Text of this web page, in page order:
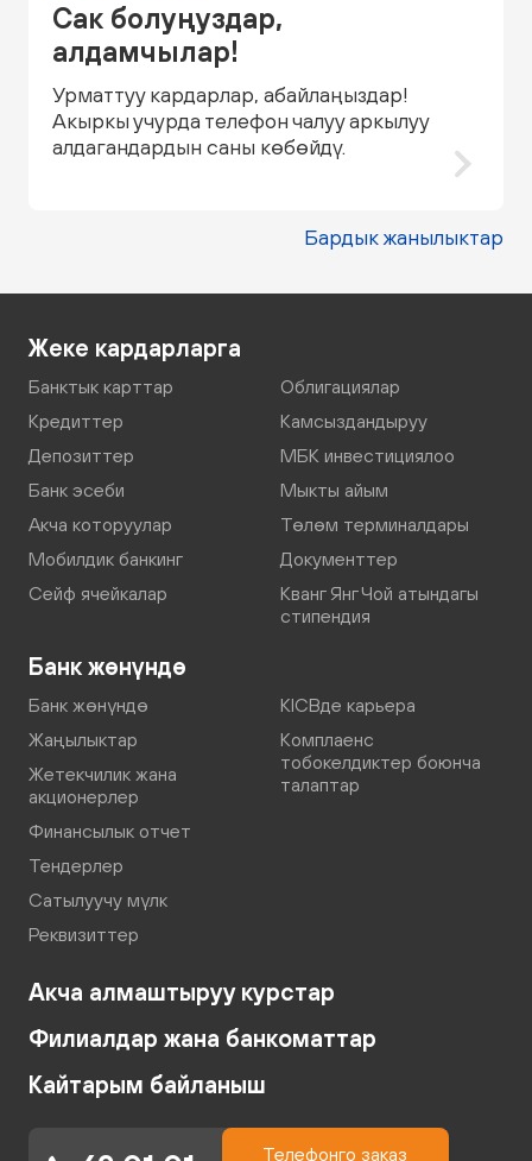
Сак болуңуздар,
алдамчылар!
Урматтуу кардарлар, абайлаңыздар!
Акыркы учурда телефон чалуу аркылуу
алдагандардын саны көбөйдү.
Бардык жанылыктар
Жеке кардарларга
Банктык карттар
Кредиттер
Депозиттер
Банк эсеби
Акча которуулар
Мобилдик банкинг
Сейф ячейкалар
Облигациялар
Камсыздандыруу
МБК инвестициялоо
Мыкты айым
Төлөм терминалдары
Документтер
Кванг Янг Чой атындагы
стипендия
Банк жөнүндө
Банк жөнүндө
Жаңылыктар
Жетекчилик жана
акционерлер
Финансылык отчет
Тендерлер
Сатылуучу мүлк
Реквизиттер
KICBде карьера
Комплаенс
тобокелдиктер боюнча
талаптар
Акча алмаштыруу курстар
Филиалдар жана банкоматтар
Кайтарым байланыш
Телефонго заказ